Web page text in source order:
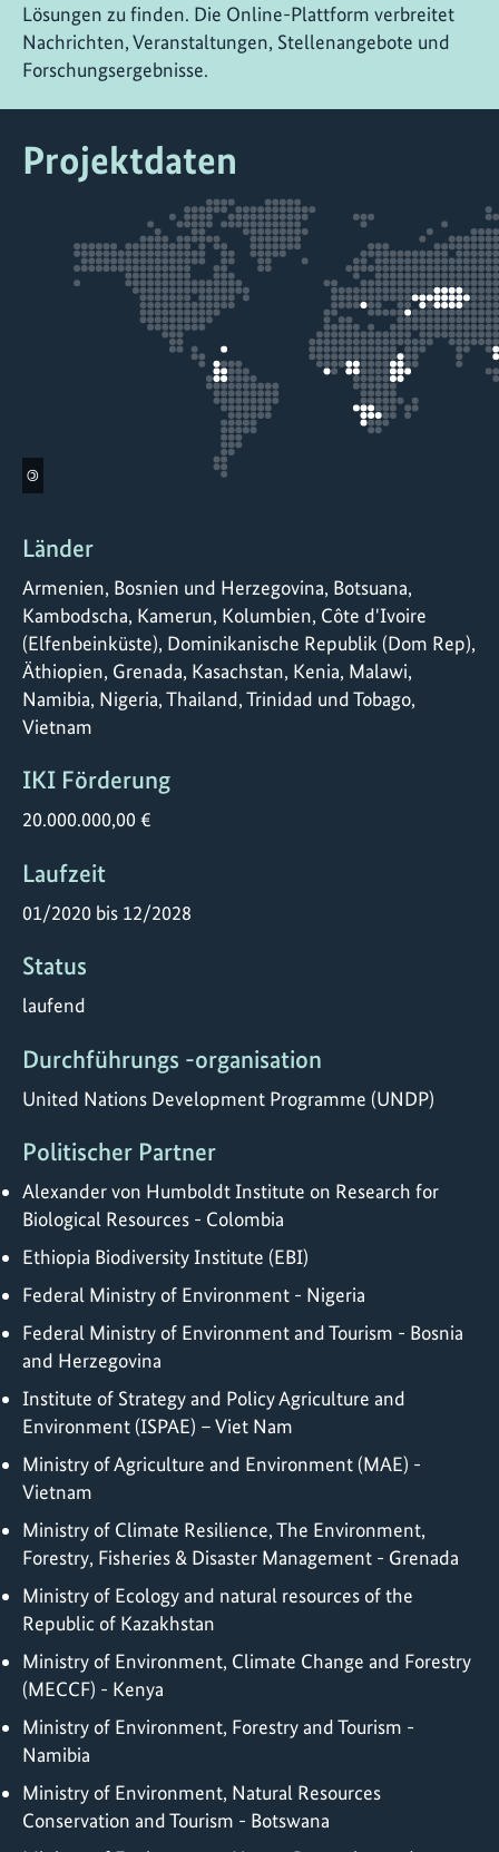
Lösungen zu finden. Die Online-Plattform verbreitet
Nachrichten, Veranstaltungen, Stellenangebote und
Forschungsergebnisse.
Projektdaten
©
Länder
Armenien, Bosnien und Herzegovina, Botsuana,
Kambodscha, Kamerun, Kolumbien, Côte d'Ivoire
(Elfenbeinküste), Dominikanische Republik (Dom Rep),
Äthiopien, Grenada, Kasachstan, Kenia, Malawi,
Namibia, Nigeria, Thailand, Trinidad und Tobago,
Vietnam
IKI Förderung
20.000.000,00 €
Laufzeit
01/2020 bis 12/2028
Status
laufend
Durchführungs -organisation
United Nations Development Programme (UNDP)
Politischer Partner
Alexander von Humboldt Institute on Research for
Biological Resources - Colombia
Ethiopia Biodiversity Institute (EBI)
Federal Ministry of Environment - Nigeria
Federal Ministry of Environment and Tourism - Bosnia
and Herzegovina
Institute of Strategy and Policy Agriculture and
Environment (ISPAE) – Viet Nam
Ministry of Agriculture and Environment (MAE) -
Vietnam
Ministry of Climate Resilience, The Environment,
Forestry, Fisheries & Disaster Management - Grenada
Ministry of Ecology and natural resources of the
Republic of Kazakhstan
Ministry of Environment, Climate Change and Forestry
(MECCF) - Kenya
Ministry of Environment, Forestry and Tourism -
Namibia
Ministry of Environment, Natural Resources
Conservation and Tourism - Botswana